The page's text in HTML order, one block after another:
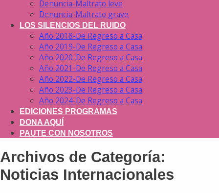
Denuncia-Maltrato leve
Denuncia-Maltrato grave
LOS SILENCIOS DEL RUIDO
Año 2018-De Regreso a Casa
Año 2019-De Regreso a Casa
Año 2020-De Regreso a Casa
Año 2021-De Regreso a Casa
Año 2022-De Regreso a Casa
Año 2023-De Regreso a Casa
Año 2024-De Regreso a Casa
EDICIONES PROGRAMAS
DONA AQUÍ
PAUTE CON NOSOTROS
Archivos de Categoría:
Noticias Internacionales